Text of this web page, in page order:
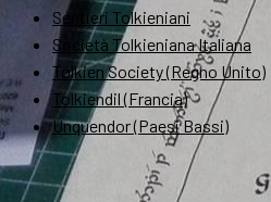
Sentieri Tolkieniani
Società Tolkieniana Italiana
Tolkien Society (Regno Unito)
Tolkiendil (Francia)
Unquendor (Paesi Bassi)